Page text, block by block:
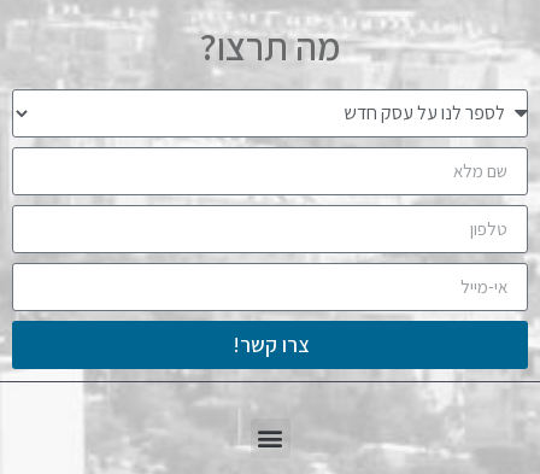
מה תרצו?
צרו קשר!